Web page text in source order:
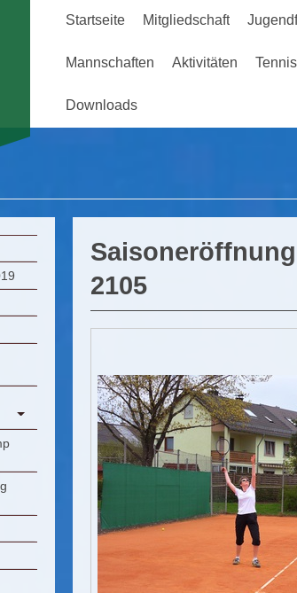
Startseite Mitgliedschaft
Mannschaften Aktivitäten
Downloads
Willkommen beim
2105